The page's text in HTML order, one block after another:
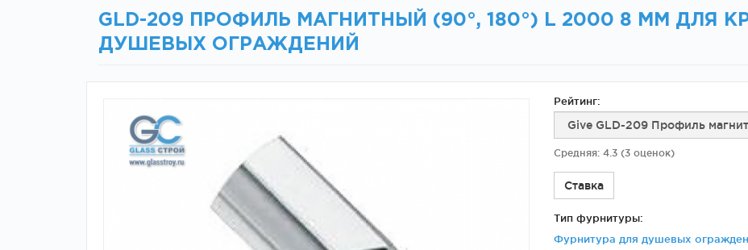
Зажимные
профили
Фурнитура для
межкомнатных
дверей
Фурнитура для
душевых
(распашная серия)
GLD-209 ПРОФИЛЬ МАГНИТНЫЙ (90°, 180°) L 2000 8 ММ ДЛЯ
ДУШЕВЫХ ОГРАЖДЕНИЙ
Рейтинг:
Средняя: 4.3 (3 оценок)
Ставка
Тип фурнитуры:
Фурнитура для душевых